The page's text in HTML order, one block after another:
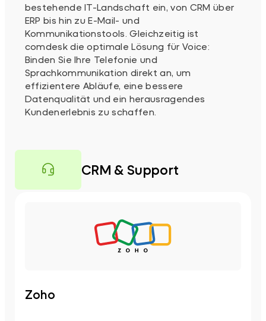
bestehende IT-Landschaft ein, von CRM über
ERP bis hin zu E-Mail- und
Kommunikationstools. Gleichzeitig ist
comdesk die optimale Lösung für Voice:
Binden Sie Ihre Telefonie und
Sprachkommunikation direkt an, um
effizientere Abläufe, eine bessere
Datenqualität und ein herausragendes
Kundenerlebnis zu schaffen.
CRM & Support
Zoho